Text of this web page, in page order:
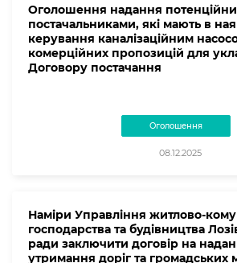
Оголошення надання
постачальниками, які мають в
керування каналізаційним
комерційних пропозицій для
Договору постачання
Оголошення
08.12.2025
Наміри Управління житлово-
господарства та будівництва
ради заключити договір на
утримання доріг та громадських